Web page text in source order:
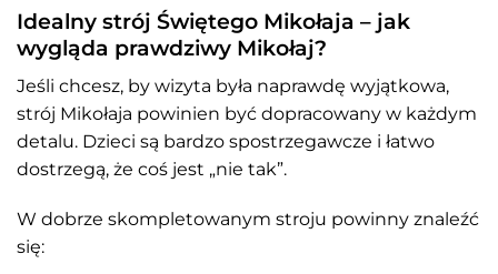
Idealny strój Świętego Mikołaja – jak
wygląda prawdziwy Mikołaj?
Jeśli chcesz, by wizyta była naprawdę wyjątkowa,
strój Mikołaja powinien być dopracowany w każdym
detalu. Dzieci są bardzo spostrzegawcze i łatwo
dostrzegą, że coś jest „nie tak”.
W dobrze skompletowanym stroju powinny znaleźć
się: